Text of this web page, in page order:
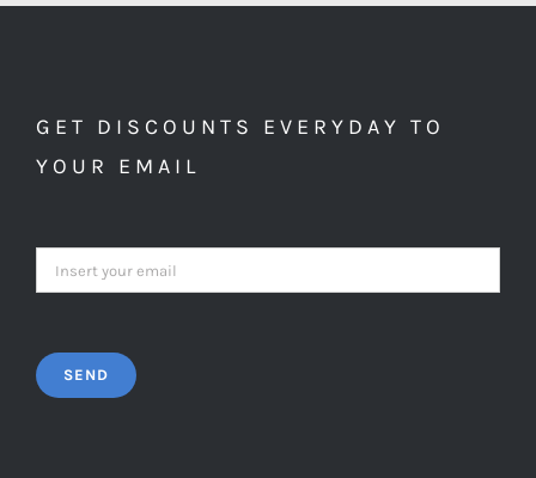
GET DISCOUNTS EVERYDAY TO
YOUR EMAIL